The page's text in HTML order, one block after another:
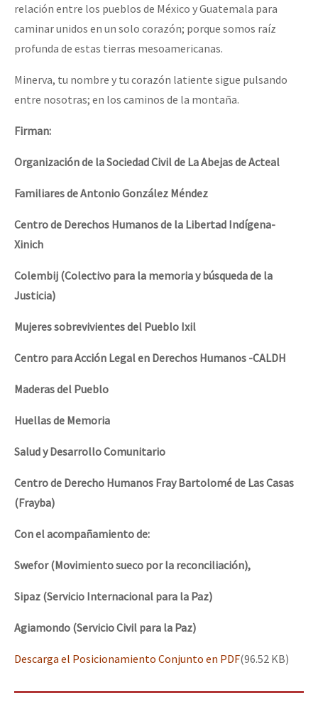
relación entre los pueblos de México y Guatemala para
caminar unidos en un solo corazón; porque somos raíz
profunda de estas tierras mesoamericanas.
Minerva, tu nombre y tu corazón latiente sigue pulsando
entre nosotras; en los caminos de la montaña.
Firman:
Organización de la Sociedad Civil de La Abejas de Acteal
Familiares de Antonio González Méndez
Centro de Derechos Humanos de la Libertad Indígena-
Xinich
Colembij (Colectivo para la memoria y búsqueda de la
Justicia)
Mujeres sobrevivientes del Pueblo Ixil
Centro para Acción Legal en Derechos Humanos -CALDH
Maderas del Pueblo
Huellas de Memoria
Salud y Desarrollo Comunitario
Centro de Derecho Humanos Fray Bartolomé de Las Casas
(Frayba)
Con el acompañamiento de:
Swefor (Movimiento sueco por la reconciliación),
Sipaz (Servicio Internacional para la Paz)
Agiamondo (Servicio Civil para la Paz)
Descarga el Posicionamiento Conjunto en PDF(96.52 KB)